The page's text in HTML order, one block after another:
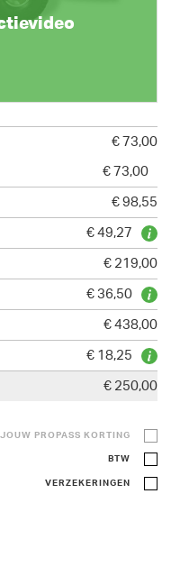
€ 73,00
€ 73,00
€ 98,55
€ 49,27
€ 219,00
€ 36,50
€ 438,00
€ 18,25
€ 250,00
JOUW PROPASS KORTING
BTW
VERZEKERINGEN